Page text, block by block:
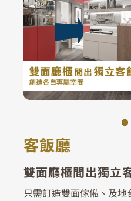
客飯廳
雙面廳櫃間出獨立
只需訂造雙面傢俬、及